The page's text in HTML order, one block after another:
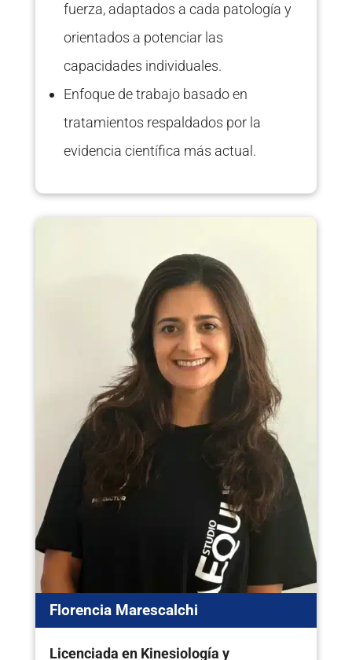
fuerza, adaptados a cada patología y
orientados a potenciar las
capacidades individuales.
Enfoque de trabajo basado en
tratamientos respaldados por la
evidencia científica más actual.
Florencia Marescalchi
Licenciada en Kinesiología y